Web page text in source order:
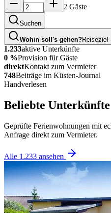
2 Gäste
Suchen
Wohin soll's gehen?Reiseziel
1.233aktive Unterkünfte
0 %Provision für Gäste
direktKontakt zum Vermieter
748Beiträge im Küsten-Journal
Handverlesen
Beliebte Unterkünfte
Geprüfte Ferienwohnungen mit
Anfrage direkt zum Vermieter.
Alle 1.233 ansehen